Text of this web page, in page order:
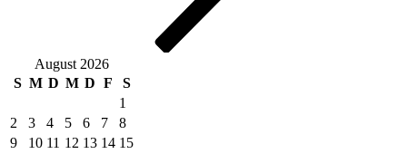
August 2026
S M D M D F
S
1
2
3 4 5 6 7
8
9
10 11 12 13 14 15